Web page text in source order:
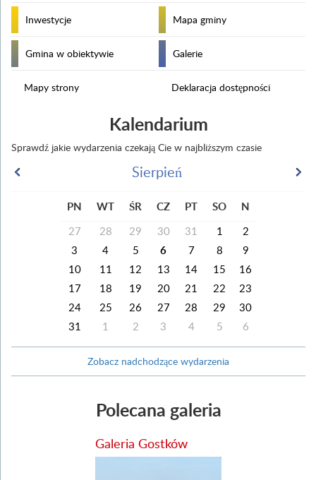
Inwestycje Mapa gminy
Gmina w obiektywie Galerie
Mapy strony Deklaracja dostępności
Kalendarium
Sprawdź jakie wydarzenia czekają Cie w najbliższym czasie
Sierpień
PN WT ŚR CZ PT SO N
27 28 29 30 31 1
2
3
4 5 6 7 8
9
10
11 12 13 14 15
16
17
18 19 20 21 22
23
24
25 26 27 28 29
30
31
1 2 3 4 5 6
Zobacz nadchodzące wydarzenia
Polecana galeria
Galeria Gostków